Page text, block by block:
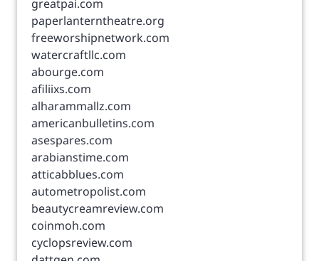
greatpai.com
paperlanterntheatre.org
freeworshipnetwork.com
watercraftllc.com
abourge.com
afiliixs.com
alharammallz.com
americanbulletins.com
asespares.com
arabianstime.com
atticabblues.com
autometropolist.com
beautycreamreview.com
coinmoh.com
cyclopsreview.com